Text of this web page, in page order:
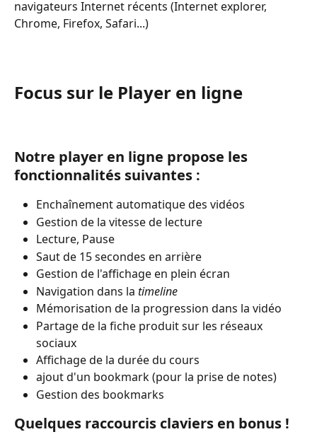
navigateurs Internet récents (Internet explorer,
Chrome, Firefox, Safari...)
Focus sur le Player en ligne
Notre player en ligne propose les
fonctionnalités suivantes :
Enchaînement automatique des vidéos
Gestion de la vitesse de lecture
Lecture, Pause
Saut de 15 secondes en arrière
Gestion de l'affichage en plein écran
Navigation dans la timeline
Mémorisation de la progression dans la vidéo
Partage de la fiche produit sur les réseaux
sociaux
Affichage de la durée du cours
ajout d'un bookmark (pour la prise de notes)
Gestion des bookmarks
Quelques raccourcis claviers en bonus !